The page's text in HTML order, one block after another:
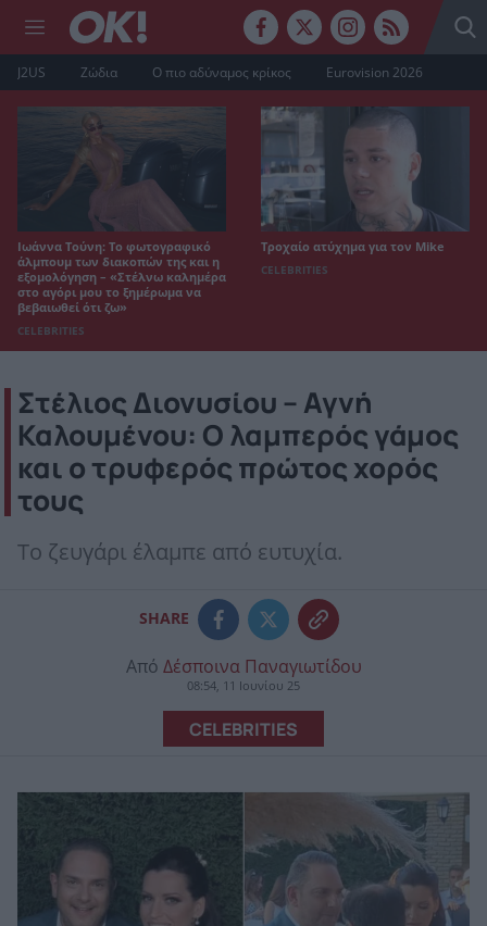
J2US Ζώδια Ο πιο αδύναμος κρίκος Eurovision 2026
Ιωάννα Τούνη: Το φωτογραφικό
άλμπουμ των διακοπών της και η
εξομολόγηση – «Στέλνω καλημέρα
στο αγόρι μου το ξημέρωμα να
βεβαιωθεί ότι ζω»
CELEBRITIES
Τροχαίο ατύχημα για τον Mike
CELEBRITIES
Στέλιος Διονυσίου – Αγνή
Καλουμένου: Ο λαμπερός γάμος
και ο τρυφερός πρώτος χορός
τους
Το ζευγάρι έλαμπε από ευτυχία.
SHARE
Από Δέσποινα Παναγιωτίδου
08:54, 11 Ιουνίου 25
CELEBRITIES